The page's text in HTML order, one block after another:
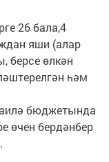
26 бала,4
яши (алар
берсе өлкән
һәм
бюджетында
өчен бердәнбер